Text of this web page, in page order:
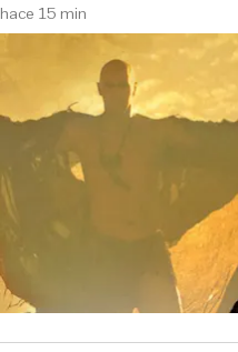
hace 15 min